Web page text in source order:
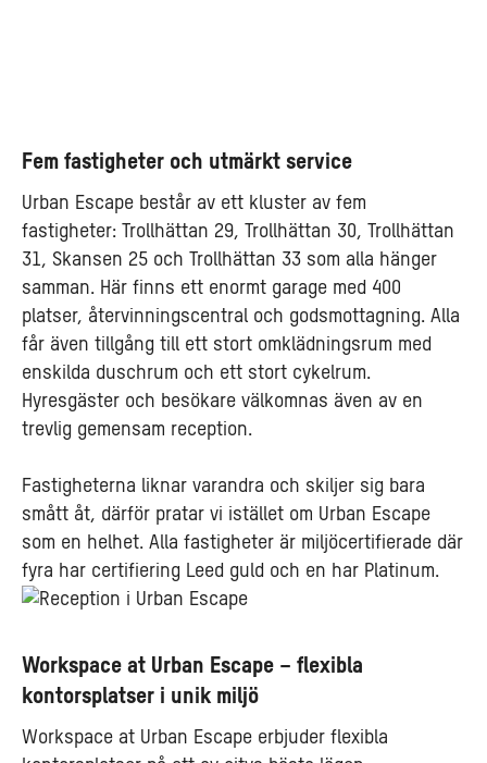
Fem fastigheter och utmärkt service
Urban Escape består av ett kluster av fem
fastigheter: Trollhättan 29, Trollhättan 30, Trollhättan
31, Skansen 25 och Trollhättan 33 som alla hänger
samman. Här finns ett enormt garage med 400
platser, återvinningscentral och godsmottagning. Alla
får även tillgång till ett stort omklädningsrum med
enskilda duschrum och ett stort cykelrum.
Hyresgäster och besökare välkomnas även av en
trevlig gemensam reception.
Fastigheterna liknar varandra och skiljer sig bara
smått åt, därför pratar vi istället om Urban Escape
som en helhet. Alla fastigheter är miljöcertifierade där
fyra har certifiering Leed guld och en har Platinum.
Workspace at Urban Escape – flexibla
kontorsplatser i unik miljö
Workspace at Urban Escape erbjuder flexibla